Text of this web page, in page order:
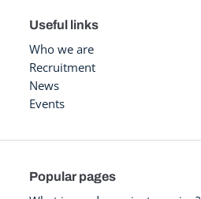
Useful links
Who we are
Recruitment
News
Events
Popular pages